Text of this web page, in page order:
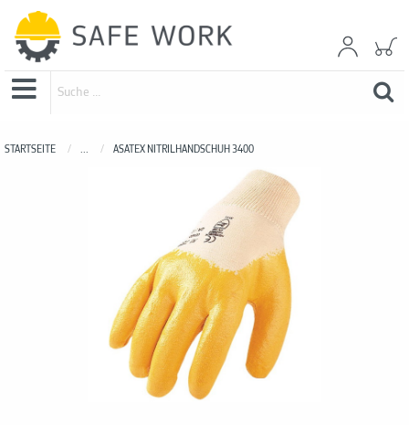
STARTSEITE ... ASATEX NITRILHANDSCHUH 3400